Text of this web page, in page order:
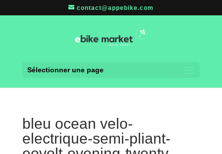
contact@appebike.com
Sélectionner une page
bleu ocean velo-
electrique-semi-pliant-